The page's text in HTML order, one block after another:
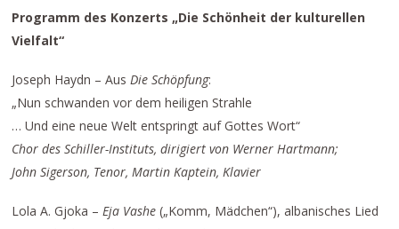
Programm des Konzerts „Die Schönheit der kulturellen
Vielfalt“
Joseph Haydn – Aus Die Schöpfung:
„Nun schwanden vor dem heiligen Strahle
… Und eine neue Welt entspringt auf Gottes Wort“
Chor des Schiller-Instituts, dirigiert von Werner Hartmann;
John Sigerson, Tenor, Martin Kaptein, Klavier
Lola A. Gjoka – Eja Vashe („Komm, Mädchen“), albanisches Lied